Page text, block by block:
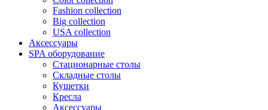
Fashion collection
Big collection
USA collection
Аксессуары
SPA оборудование
Стационарные столы
Складные столы
Кушетки
Кресла
Аксессуары